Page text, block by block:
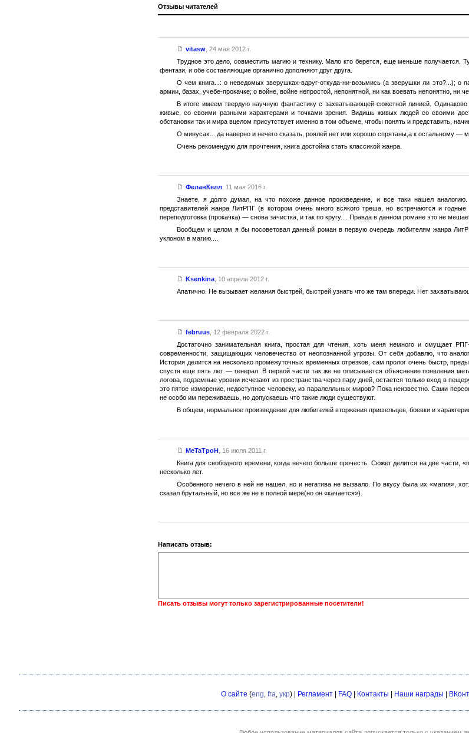
Отзывы читателей
vitasw, 24 мая 2012 г.
Трудное это дело, совместить магию и технику. Мало кто берется, еще меньше
фентази, и обе составляющие органично дополняют друг друга.
О чем книга...: о неведомых зверушках-вдруг-откуда-ни-возьмись (а зверушки ли это?...);
армии, базах, учебе-прокачке; о войне, войне непростой, непонятной, ни как воевать непонятно, ни
В итоге имеем твердую научную фантастику с захватывающей сюжетной линией.
живые, со своими разными характерами и точками зрения. Видишь живых людей со своими
обстановки так и мира вцелом присутствует именно в том объеме, чтобы понять и представить,
О минусах... да наверно и нечего сказать, роялей нет или хорошо спрятаны,а к остальному —
Очень рекомендую для прочтения, книга достойна стать классикой жанра.
ФеланКелл, 11 мая 2016 г.
Знаете, я долго думал, на что похоже данное произведение, и все таки нашел
представителей жанра ЛитРПГ (в котором очень много всякого треша, но встречаются и
переподготовка (прокачка) — снова зачистка, и так по кругу.... Правда в данном романе это не
Вообщем и целом я бы посоветовал данный роман в первую очередь любителям жанра
уклоном в магию....
Ksenkina, 10 апреля 2012 г.
Апатично. Не вызывает желания быстрей, быстрей узнать что же там впереди. Нет
februus, 12 февраля 2022 г.
Достаточно занимательная книга, простая для чтения, хоть меня немного и смущает
современности, защищающих человечество от неопознанной угрозы. От себя добавлю, что
История делится на несколько промежуточных временных отрезков, сам пролог очень быстр,
спустя еще пять лет — генерал. В первой части так же не описывается объяснение появления
логова, подземные уровни исчезают из пространства через пару дней, остается только вход в
это пятое измерение, недоступное человеку, из паралелльных миров? Пока неизвестно. Сами
не особо им переживаешь, но допускаешь что такие люди существуют.
В общем, нормальное произведение для любителей вторжения пришельцев, боевки и
MeTaTpoH, 16 июля 2011 г.
Книга для свободного времени, когда нечего больше прочесть. Сюжет делится на две части,
несколько лет.
Особенного нечего в ней не нашел, но и негатива не вызвало. По вкусу была их «магия»,
сказал брутальный, но все же не в полной мере(но он «качается»).
Написать отзыв:
Писать отзывы могут только зарегистрированные посетители!
О сайте (eng fra укр) | Регламент | FAQ | Контакты | Наши награды |